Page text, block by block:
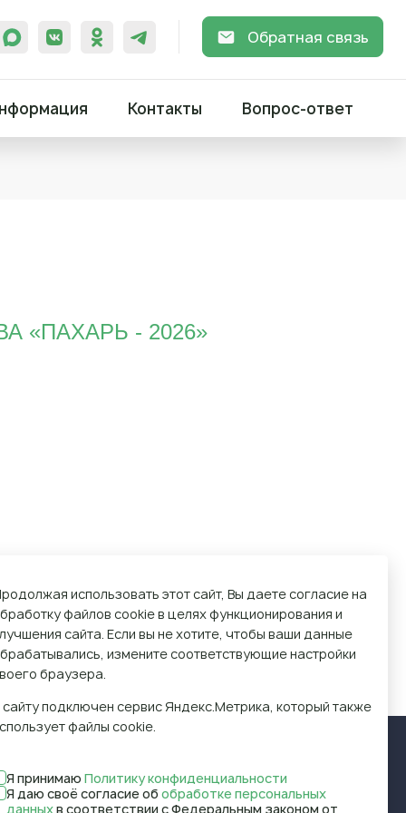
Обратная связь
Контакты Вопрос-ответ
«ПАХАРЬ - 2026»
использовать этот сайт, Вы даете согласие на
файлов cookie в целях функционирования и
сайта. Если вы не хотите, чтобы ваши данные
измените соответствующие настройки
браузера.
сайту подключен сервис Яндекс.Метрика, который также
файлы cookie.
Я принимаю Политику конфиденциальности
Я даю своё согласие об обработке персональных
данныхв соответствии с Федеральным законом от